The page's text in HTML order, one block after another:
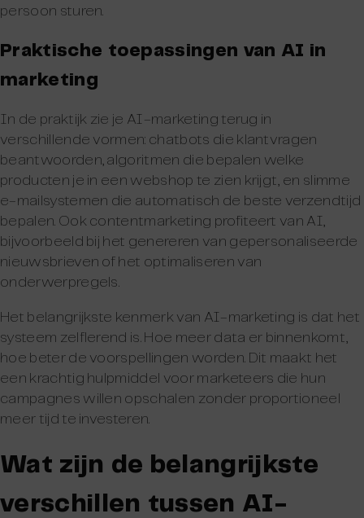
persoon sturen.
Praktische toepassingen van AI in
marketing
In de praktijk zie je AI-marketing terug in
verschillende vormen: chatbots die klantvragen
beantwoorden, algoritmen die bepalen welke
producten je in een webshop te zien krijgt, en slimme
e-mailsystemen die automatisch de beste verzendtijd
bepalen. Ook contentmarketing profiteert van AI,
bijvoorbeeld bij het genereren van gepersonaliseerde
nieuwsbrieven of het optimaliseren van
onderwerpregels.
Het belangrijkste kenmerk van AI-marketing is dat het
systeem zelflerend is. Hoe meer data er binnenkomt,
hoe beter de voorspellingen worden. Dit maakt het
een krachtig hulpmiddel voor marketeers die hun
campagnes willen opschalen zonder proportioneel
meer tijd te investeren.
Wat zijn de belangrijkste
verschillen tussen AI-